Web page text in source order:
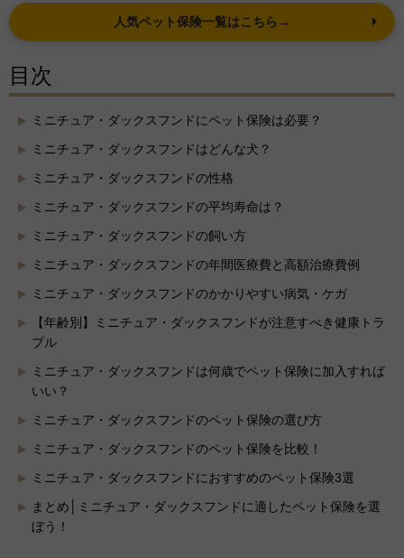
人気ペット保険一覧はこちら→
目次
ミニチュア・ダックスフンドにペット保険は必要？
ミニチュア・ダックスフンドはどんな犬？
ミニチュア・ダックスフンドの性格
ミニチュア・ダックスフンドの平均寿命は？
ミニチュア・ダックスフンドの飼い方
ミニチュア・ダックスフンドの年間医療費と高額治療費例
ミニチュア・ダックスフンドのかかりやすい病気・ケガ
【年齢別】ミニチュア・ダックスフンドが注意すべき健康トラ
ブル
ミニチュア・ダックスフンドは何歳でペット保険に加入すれば
いい？
ミニチュア・ダックスフンドのペット保険の選び方
ミニチュア・ダックスフンドのペット保険を比較！
ミニチュア・ダックスフンドにおすすめのペット保険3選
まとめ│ミニチュア・ダックスフンドに適したペット保険を選
ぼう！